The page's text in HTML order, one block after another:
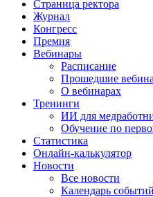
Страница ректора
Журнал
Конгресс
Премия
Вебинары
Расписание
Прошедшие
О вебинарах
Тренинги
ИИ для
Обучение по
Статистика
Онлайн-калькулятор
Новости
Все новости
Календарь событий